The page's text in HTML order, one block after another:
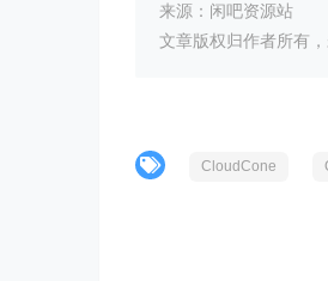
来源：闲吧资源站
文章版权归作者所有
CloudCone